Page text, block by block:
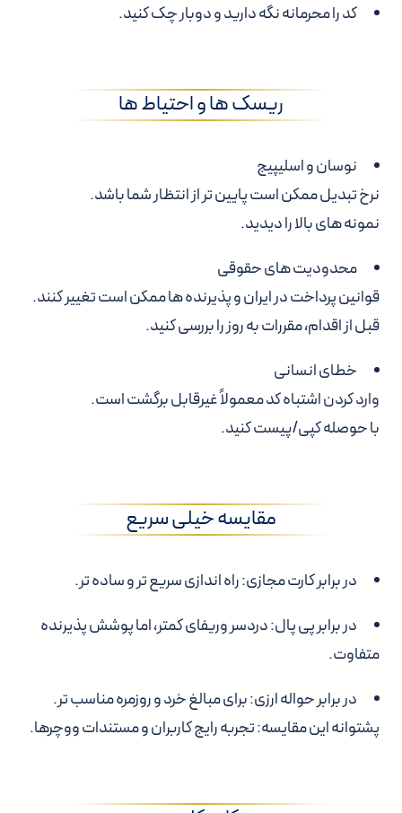
کد را محرمانه نگه دارید و دوبار چک کنید.
ریسک ها و احتیاط ها
نوسان و اسلیپیج
نرخ تبدیل ممکن است پایین تر از انتظار شما باشد.
نمونه های بالا را دیدید.
محدودیت های حقوقی
قوانین پرداخت در ایران و پذیرنده ها ممکن است تغییر کنند.
قبل از اقدام، مقررات به روز را بررسی کنید.
خطای انسانی
وارد کردن اشتباه کد معمولاً غیرقابل برگشت است.
با حوصله کپی/پیست کنید.
مقایسه خیلی سریع
در برابر کارت مجازی: راه اندازی سریع تر و ساده تر.
در برابر پی پال: دردسر وریفای کمتر، اما پوشش پذیرنده
متفاوت.
در برابر حواله ارزی: برای مبالغ خرد و روزمره مناسب تر.
پشتوانه این مقایسه: تجربه رایج کاربران و مستندات ووچرها.